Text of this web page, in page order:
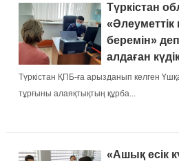
Түркістан
беремін»
алдаған
Түркістан ҚПБ-ға арызданып келген
тұрғыны алаяқтықтың құрба...
«Ашық есік